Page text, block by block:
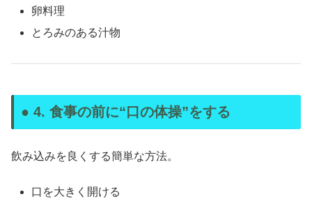
卵料理
とろみのある汁物
● 4. 食事の前に“口の体操”をする
飲み込みを良くする簡単な方法。
口を大きく開ける